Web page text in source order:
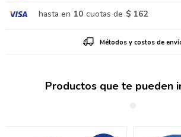
hasta en 10 cuotas de $ 162
Métodos y costos de
Productos que te pueden